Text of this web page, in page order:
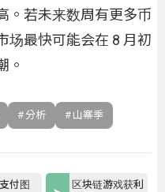
。若未来数周有更多币
场最快可能会在 8 月初
。
分析 山寨季
付图
区块链游戏获利